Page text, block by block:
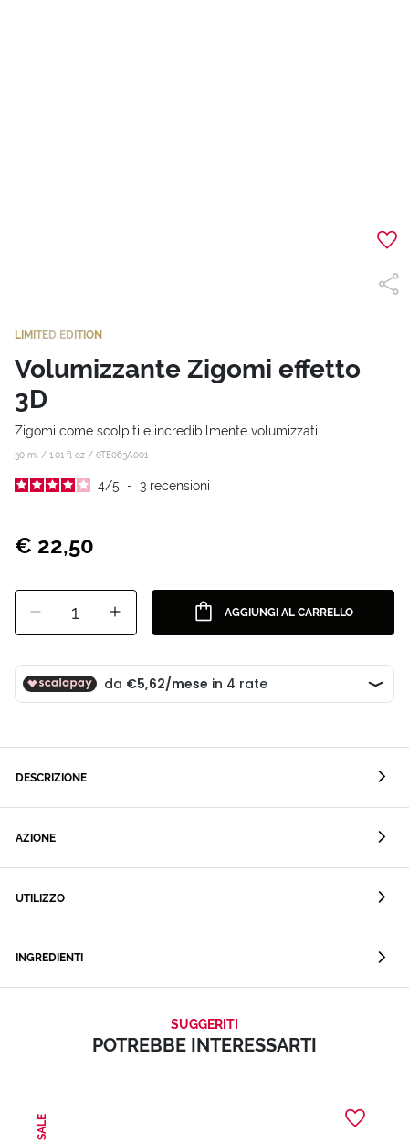
LIMITED EDITION
Volumizzante Zigomi effetto
3D
Zigomi come scolpiti e incredibilmente volumizzati.
30 ml / 1.01 fl oz / 0TE063A001
4/5 - 3 recensioni
€ 22,50
1 AGGIUNGI AL CARRELLO
DESCRIZIONE
AZIONE
UTILIZZO
INGREDIENTI
SUGGERITI
POTREBBE INTERESSARTI
SALE